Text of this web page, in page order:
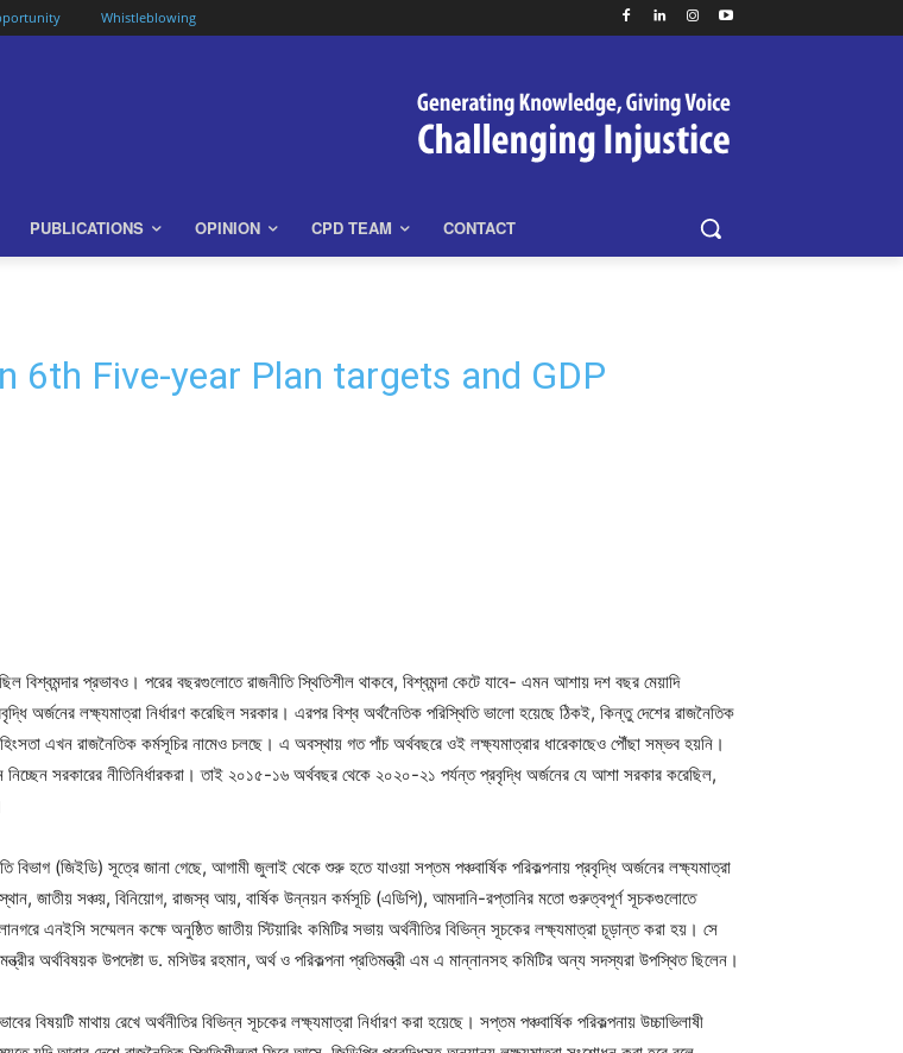
Whistleblowing
PUBLICATIONS OPINION CPD TEAM CONTACT
6th Five-year Plan targets and GDP
প্রভাবও। পরের বছরগুলোতে রাজনীতি স্থিতিশীল থাকবে, বিশ্বমন্দা কেটে যাবে- এমন আশায় দশ বছর মেয়াদি
অর্জনের লক্ষ্যমাত্রা নির্ধারণ করেছিল সরকার। এরপর বিশ্ব অর্থনৈতিক পরিস্থিতি ভালো হয়েছে ঠিকই, কিন্তু দেশের রাজনৈতিক
এখন রাজনৈতিক কর্মসূচির নামেও চলছে। এ অবস্থায় গত পাঁচ অর্থবছরে ওই লক্ষ্যমাত্রার ধারেকাছেও পৌঁছা সম্ভব হয়নি।
সরকারের নীতিনির্ধারকরা। তাই ২০১৫-১৬ অর্থবছর থেকে ২০২০-২১ পর্যন্ত প্রবৃদ্ধি অর্জনের যে আশা সরকার করেছিল,
বিভাগ (জিইডি) সূত্রে জানা গেছে, আগামী জুলাই থেকে শুরু হতে যাওয়া সপ্তম পঞ্চবার্ষিক পরিকল্পনায় প্রবৃদ্ধি অর্জনের লক্ষ্যমাত্রা
জাতীয় সঞ্চয়, বিনিয়োগ, রাজস্ব আয়, বার্ষিক উন্নয়ন কর্মসূচি (এডিপি), আমদানি-রপ্তানির মতো গুরুত্বপূর্ণ সূচকগুলোতে
এনইসি সম্মেলন কক্ষে অনুষ্ঠিত জাতীয় স্টিয়ারিং কমিটির সভায় অর্থনীতির বিভিন্ন সূচকের লক্ষ্যমাত্রা চূড়ান্ত করা হয়। সে
অর্থবিষয়ক উপদেষ্টা ড. মসিউর রহমান, অর্থ ও পরিকল্পনা প্রতিমন্ত্রী এম এ মান্নানসহ কমিটির অন্য সদস্যরা উপস্থিত ছিলেন।
বিষয়টি মাথায় রেখে অর্থনীতির বিভিন্ন সূচকের লক্ষ্যমাত্রা নির্ধারণ করা হয়েছে। সপ্তম পঞ্চবার্ষিক পরিকল্পনায় উচ্চাভিলাষী